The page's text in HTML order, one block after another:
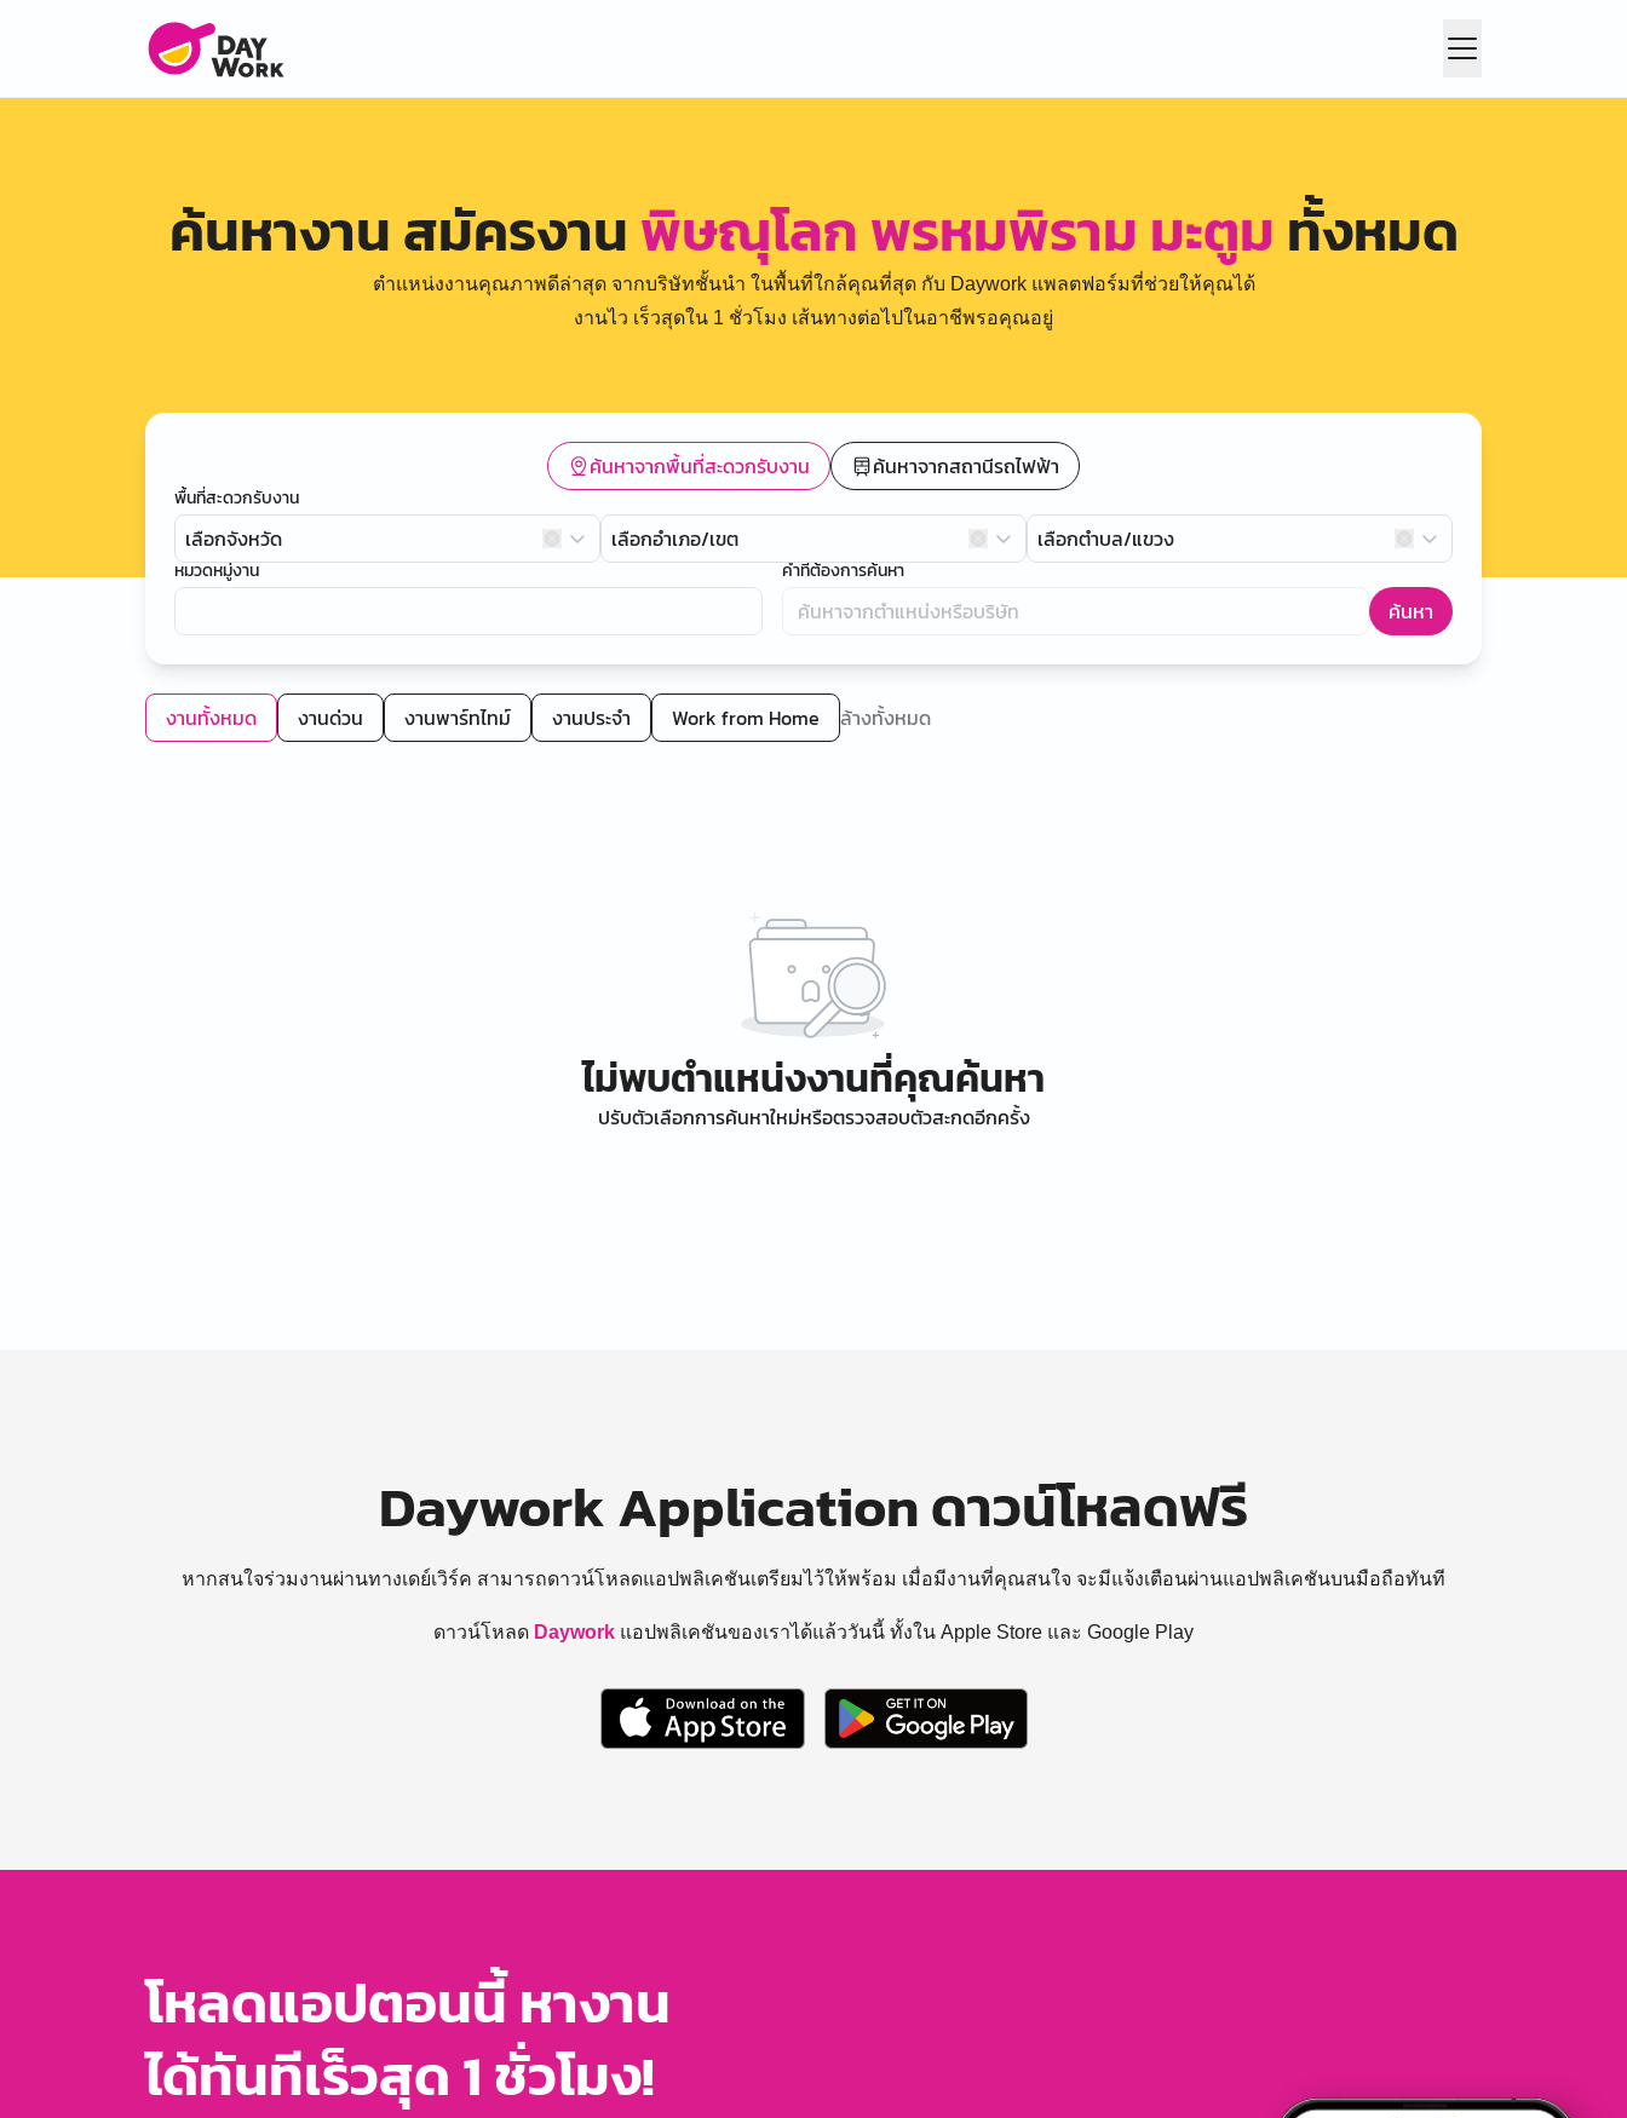
ค้นหางาน สมัครงานพิษณุโลก พรหมพิราม มะตูม ทั้งหมด
ตำแหน่งงานคุณภาพดีล่าสุด จากบริษัทชั้นนำ ในพื้นที่ใกล้คุณที่สุด กับ Daywork แพลตฟอร์มที่ช่วยให้คุณได้
งานไว เร็วสุดใน 1 ชั่วโมง เส้นทางต่อไปในอาชีพรอคุณอยู่
ค้นหาจากพื้นที่สะดวกรับงาน ค้นหาจากสถานีรถไฟฟ้า
พื้นที่สะดวกรับงาน
เลือกจังหวัด เลือกอำเภอ/เขต เลือกตำบล/แขวง
หมวดหมู่งาน คำที่ต้องการค้นหา
ค้นหา
งานทั้งหมด งานด่วน งานพาร์ทไทม์ งานประจำ Work from Home ล้างทั้งหมด
ไม่พบตำแหน่งงานที่คุณค้นหา
ปรับตัวเลือกการค้นหาใหม่หรือตรวจสอบตัวสะกดอีกครั้ง
Daywork Application ดาวน์โหลดฟรี
หากสนใจร่วมงานผ่านทางเดย์เวิร์ค สามารถดาวน์โหลดแอปพลิเคชันเตรียมไว้ให้พร้อม เมื่อมีงานที่คุณสนใจ จะมีแจ้งเตือนผ่านแอปพลิเคชันบนมือถือทันที
ดาวน์โหลด Daywork แอปพลิเคชันของเราได้แล้ววันนี้ ทั้งใน Apple Store และ Google Play
โหลดแอปตอนนี้ หางาน
ได้ทันทีเร็วสุด 1 ชั่วโมง!